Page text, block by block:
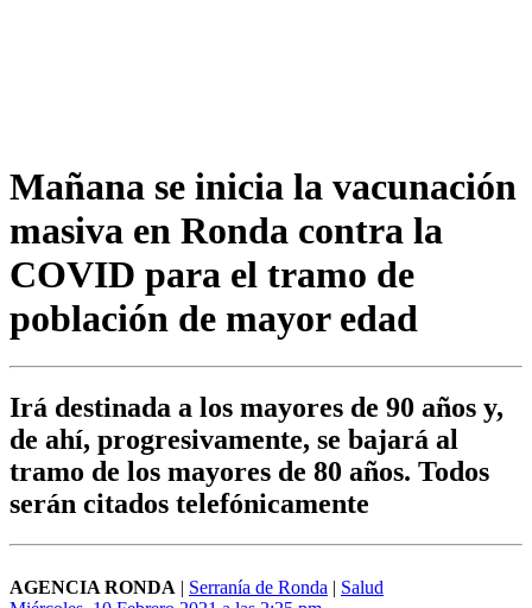
Mañana se inicia la vacunación
masiva en Ronda contra la
COVID para el tramo de
población de mayor edad
Irá destinada a los mayores de 90 años y,
de ahí, progresivamente, se bajará al
tramo de los mayores de 80 años. Todos
serán citados telefónicamente
AGENCIA RONDA | Serranía de Ronda | Salud